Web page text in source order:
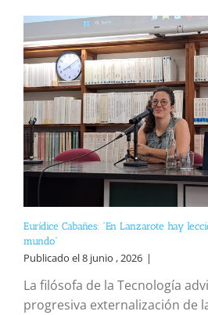
Eurídice Cabañes: “En Lanzarote hay
mundo”
Publicado el 8 junio , 2026 |
La filósofa de la Tecnología
progresiva externalización de